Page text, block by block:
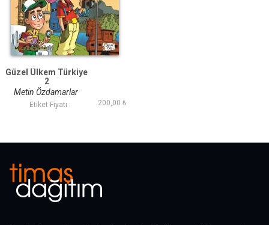
Güzel Ülkem Türkiye
2
Metin Özdamarlar
Etiket Fiyatı : 200,00 ₺